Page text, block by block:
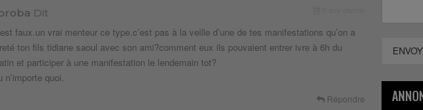
Dit
faux.un vrai menteur ce type.c’est pas à la veille d’une de tes manifestations qu’on a
ton fils tidiane saoul avec son ami?comment eux ils pouvaient entrer ivre à 6h du
et participer à une manifestation le lendemain tot?
n’importe quoi.
Répondre